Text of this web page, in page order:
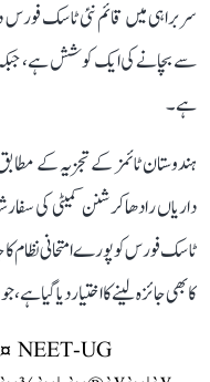
سربراہی میں قائم نئی ٹاسک
سے بچانے کی ایک کوشش ہے، جبکہ
ہے۔
ہندوستان ٹائمز کے تجزیہ کے
داریاں رادھاکرشنن کمیٹی کی
ٹاسک فورس کو پورے امتحانی نظام کا
کا بھی جائزہ لینے کا اختیار دیا گیا
NEET-UG